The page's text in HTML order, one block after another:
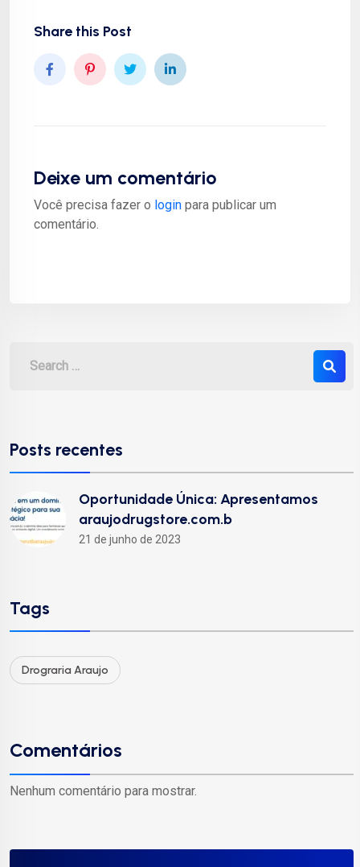
Share this Post
Deixe um comentário
Você precisa fazer o login para publicar um
comentário.
Posts recentes
Oportunidade Única: Apresentamos
araujodrugstore.com.b
21 de junho de 2023
Tags
Drograria Araujo
Comentários
Nenhum comentário para mostrar.